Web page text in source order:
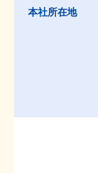
本社所在地